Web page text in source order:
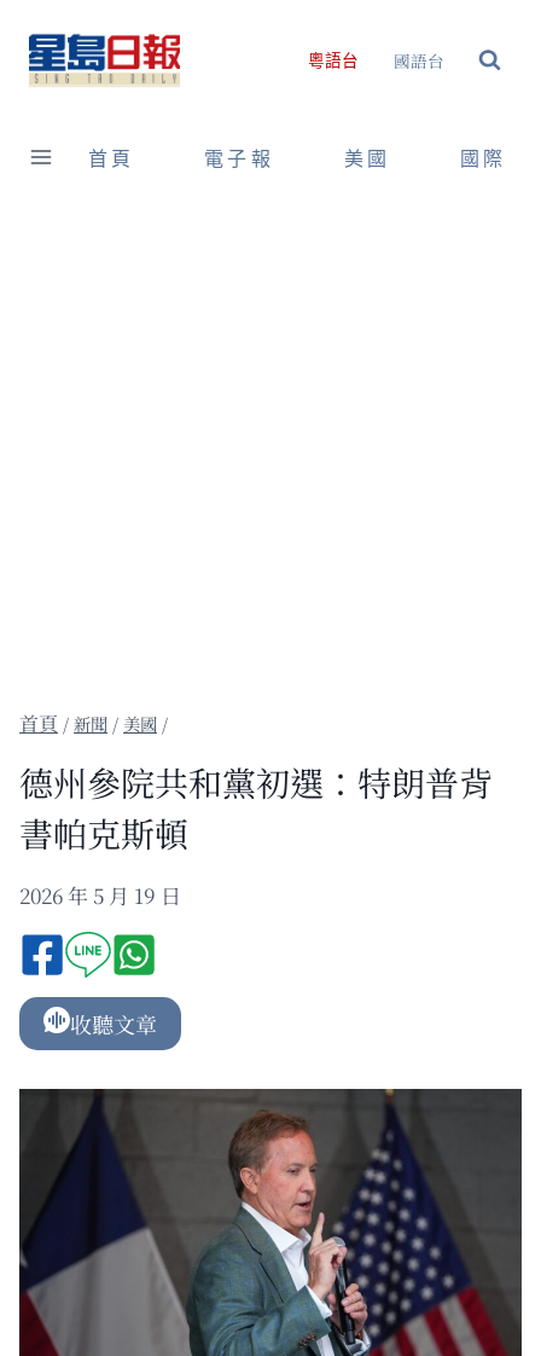
content
粵語台 國語台
首頁 電子報 美國 國際
/新聞 / 美國 /
德州參院共和黨初選：特朗普背
書帕克斯頓
2026 年 5 月 19 日
收聽文章